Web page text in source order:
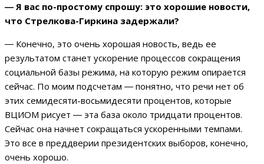
― Я вас по-простому спрошу: это хорошие новости,
что Стрелкова-Гиркина задержали?
― Конечно, это очень хорошая новость, ведь ее
результатом станет ускорение процессов сокращения
социальной базы режима, на которую режим опирается
сейчас. По моим подсчетам ― понятно, что речи нет об
этих семидесяти-восьмидесяти процентов, которые
ВЦИОМ рисует ― эта база около тридцати процентов.
Сейчас она начнет сокращаться ускоренными темпами.
Это все в преддверии президентских выборов, конечно,
очень хорошо.